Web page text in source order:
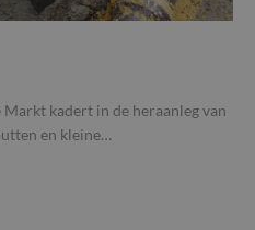
kadert in de heraanleg van
en kleine…